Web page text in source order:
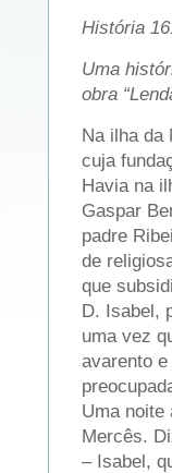
História
Uma
obra
Na ilha da
cuja
Havia na
Gaspar
padre
de
que
D. Isabel,
uma vez
avarento
Uma noite
Mercês.
– Isabel,